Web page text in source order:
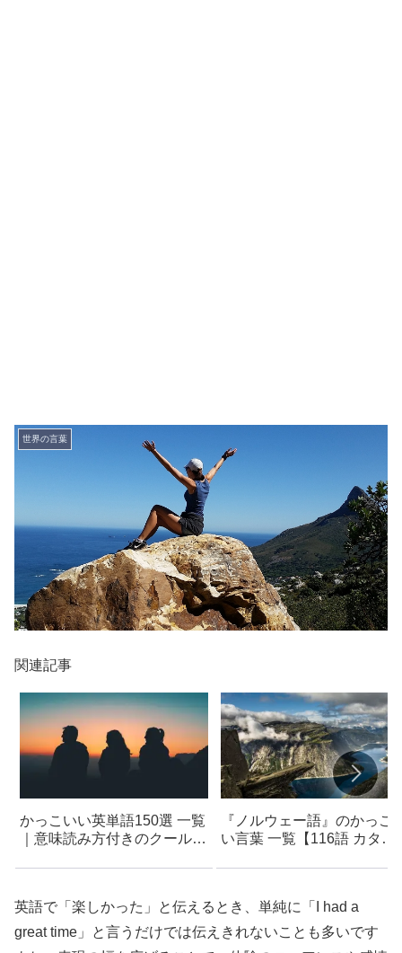
世界の言葉
関連記事
かっこいい英単語150選 一覧
｜意味読み方付きのクールな
『ノルウェー語』のかっこ
い言葉 一覧【116語 カタカ
英語で「楽しかった」と伝えるとき、単純に「I had a
great time」と言うだけでは伝えきれないことも多いです